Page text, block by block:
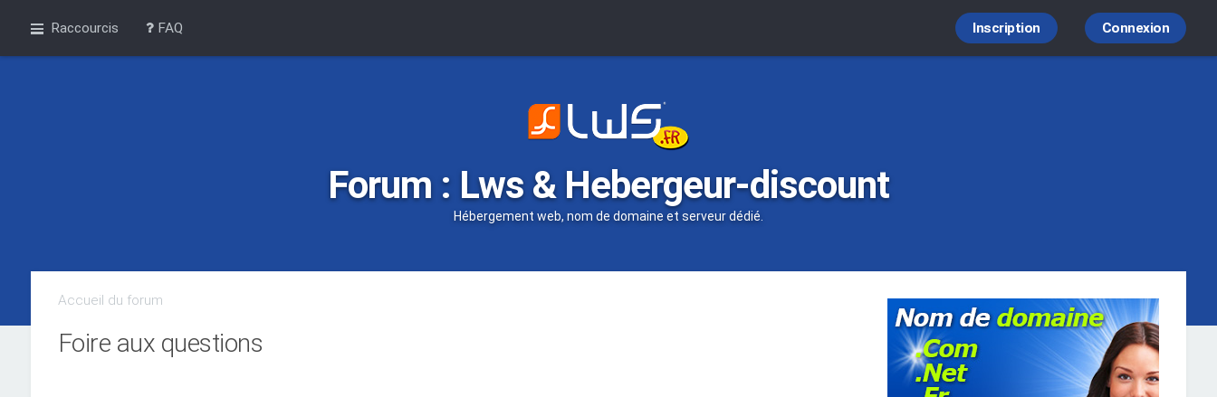
Raccourcis FAQ Connexion
Inscription
Forum : Lws & Hebergeur-discount
Hébergement web, nom de domaine et serveur dédié.
Accueil du forum
Foire aux questions